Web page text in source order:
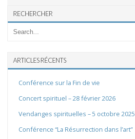
RECHERCHER
ARTICLES RÉCENTS
Conférence sur la Fin de vie
Concert spirituel – 28 février 2026
Vendanges spirituelles – 5 octobre 2025
Conférence “La Résurrection dans l’art”